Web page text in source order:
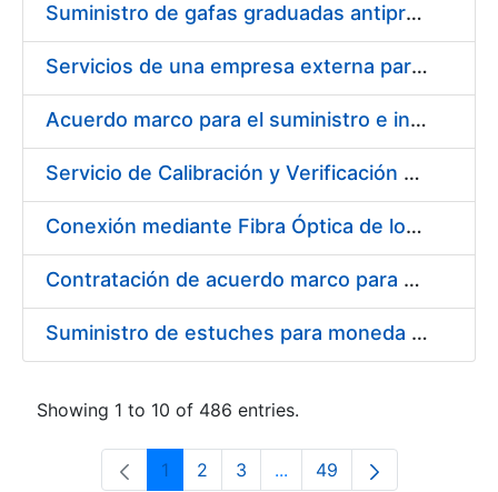
Suministro de gafas graduadas antiproyecciones para los trabajadores de la FNMT-RCM en los centros de trabajo de Madrid y Burgos
Servicios de una empresa externa para el asesoramiento y resolución de los recursos de alzada que se presentan relacionados con procesos de selección para la FNMT-RCM
Acuerdo marco para el suministro e instalación de persianas, estores y otros complementos
Servicio de Calibración y Verificación Externa de los Equipos de Medición del Servicio de Prevención de la FNMT-RCM
Conexión mediante Fibra Óptica de los Centros de Proceso de Datos (CPDs) de las sedes de la FNMT-RCM de Burgos y Madrid
Contratación de acuerdo marco para el Suministro de Material de Electricidad para la Fábrica Nacional de Moneda y Timbre-Real Casa de la Moneda en su centro de trabajo de Burgos
Suministro de estuches para moneda de 30 €
Showing 1 to 10 of 486 entries.
Page
1 Page
2 Page
3 ...Intermediate Pages Use
Page
49